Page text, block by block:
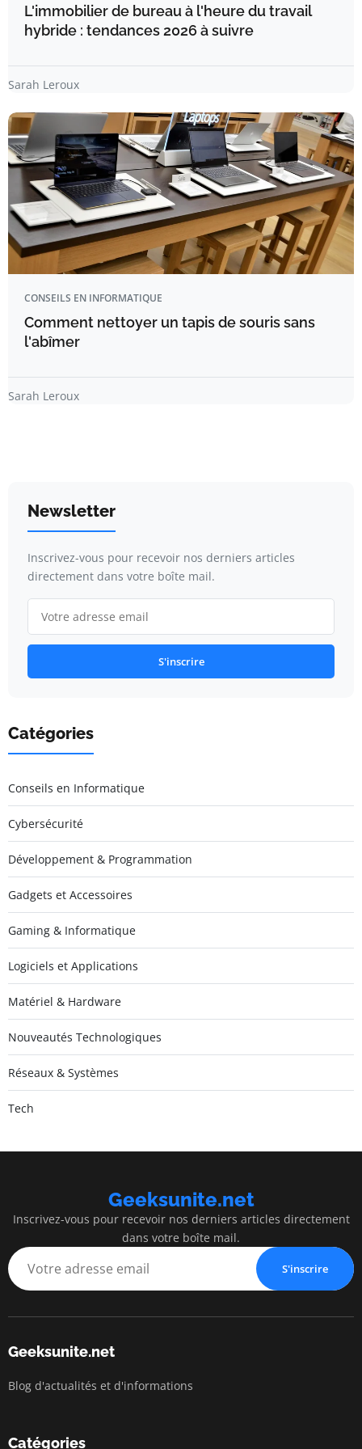
L'immobilier de bureau à l'heure du travail
hybride : tendances 2026 à suivre
Sarah Leroux
CONSEILS EN INFORMATIQUE
Comment nettoyer un tapis de souris sans
l'abîmer
Sarah Leroux
Newsletter
Inscrivez-vous pour recevoir nos derniers articles
directement dans votre boîte mail.
S'inscrire
Catégories
Conseils en Informatique
Cybersécurité
Développement & Programmation
Gadgets et Accessoires
Gaming & Informatique
Logiciels et Applications
Matériel & Hardware
Nouveautés Technologiques
Réseaux & Systèmes
Tech
Geeksunite.net
Inscrivez-vous pour recevoir nos derniers articles directement
dans votre boîte mail.
S'inscrire
Geeksunite.net
Blog d'actualités et d'informations
Catégories